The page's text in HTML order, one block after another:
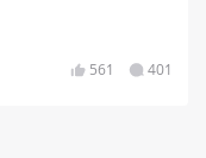
561 401